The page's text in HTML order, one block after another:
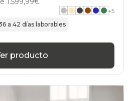
+5
a 42 días laborables
producto